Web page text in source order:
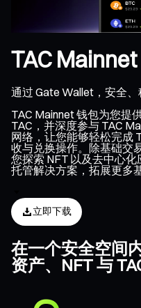
TAC
通过 Gate Wallet，安全、
TAC Mainnet 钱包为您提
TAC，并深度参与 TAC
网络，让您能够轻松完成
收与兑换操作。除基础交
您探索 NFT 以及去中心
托管解决方案，拓展更多
立即下载
在一个安全空间
资产、NFT 与